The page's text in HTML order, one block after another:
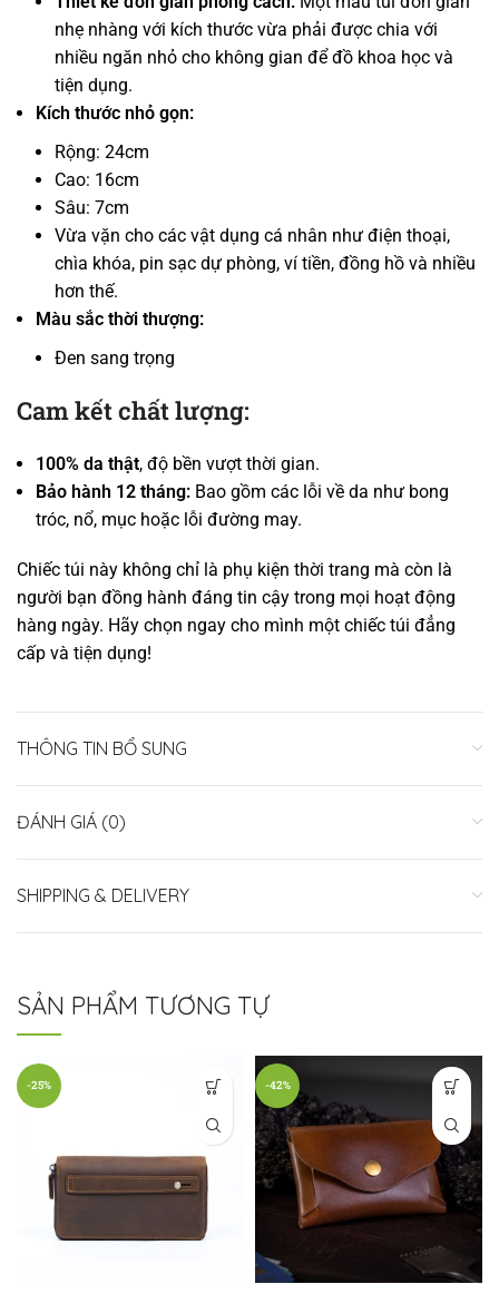
nhẹ nhàng với kích thước vừa phải được chia với
nhiều ngăn nhỏ cho không gian để đồ khoa học và
tiện dụng.
Kích thước nhỏ gọn:
Rộng: 24cm
Cao: 16cm
Sâu: 7cm
Vừa vặn cho các vật dụng cá nhân như điện thoại,
chìa khóa, pin sạc dự phòng, ví tiền, đồng hồ và nhiều
hơn thế.
Màu sắc thời thượng:
Đen sang trọng
Cam kết chất lượng:
100% da thật, độ bền vượt thời gian.
Bảo hành 12 tháng: Bao gồm các lỗi về da như bong
tróc, nổ, mục hoặc lỗi đường may.
Chiếc túi này không chỉ là phụ kiện thời trang mà còn là
người bạn đồng hành đáng tin cậy trong mọi hoạt động
hàng ngày. Hãy chọn ngay cho mình một chiếc túi đẳng
cấp và tiện dụng!
THÔNG TIN BỔ SUNG
ĐÁNH GIÁ (0)
SHIPPING & DELIVERY
SẢN PHẨM TƯƠNG TỰ
-25% -42%